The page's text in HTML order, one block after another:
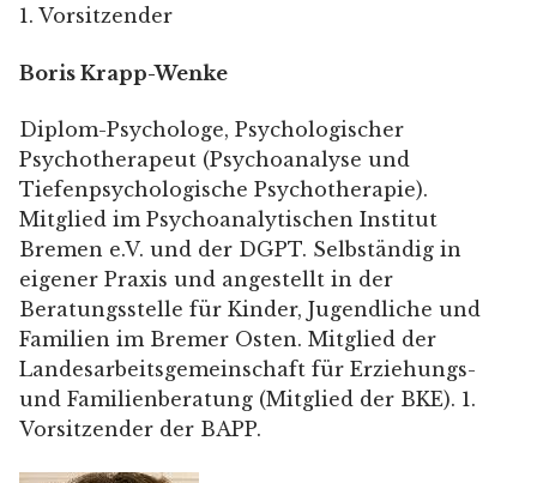
1. Vorsitzender
Boris Krapp-Wenke
Diplom-Psychologe, Psychologischer
Psychotherapeut (Psychoanalyse und
Tiefenpsychologische Psychotherapie).
Mitglied im Psychoanalytischen Institut
Bremen e.V. und der DGPT. Selbständig in
eigener Praxis und angestellt in der
Beratungsstelle für Kinder, Jugendliche und
Familien im Bremer Osten. Mitglied der
Landesarbeitsgemeinschaft für Erziehungs-
und Familienberatung (Mitglied der BKE). 1.
Vorsitzender der BAPP.